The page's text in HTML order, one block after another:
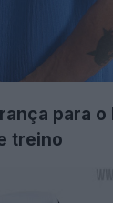
para o
treino